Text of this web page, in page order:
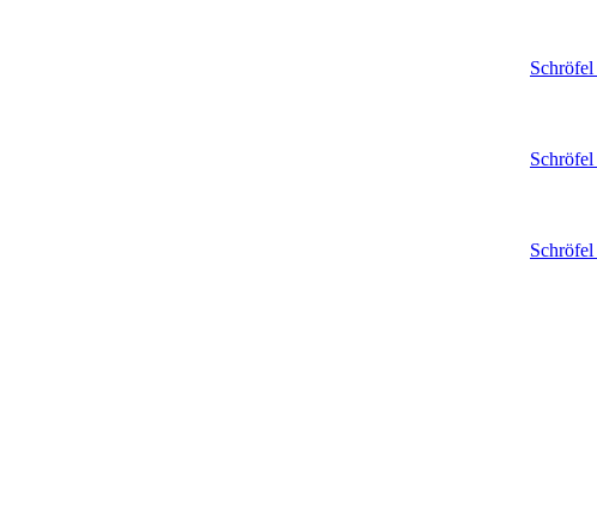
Schröfel
Schröfel
Schröfel